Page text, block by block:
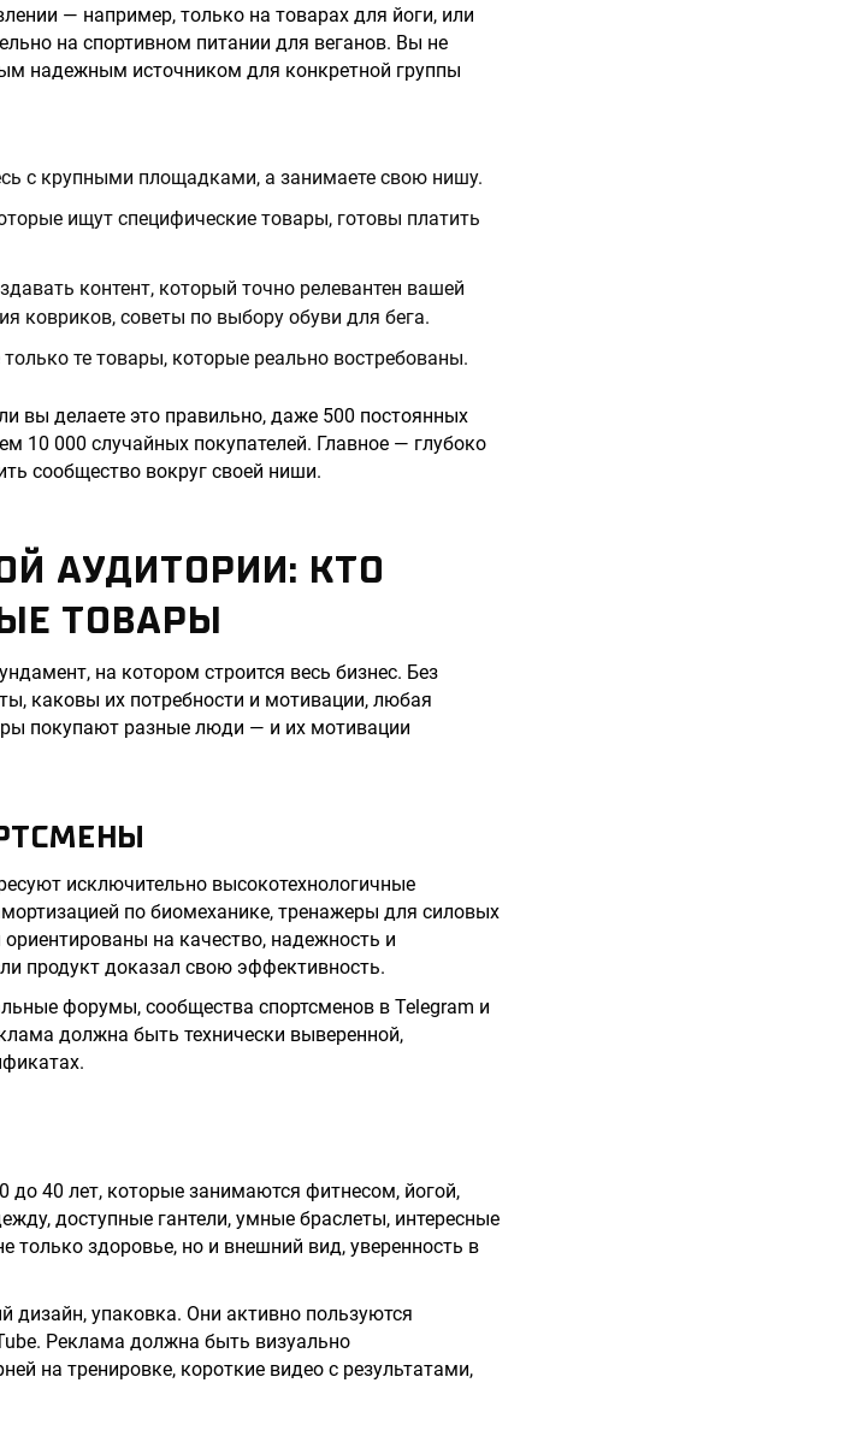
— например, только на товарах для йоги, или
на спортивном питании для веганов. Вы не
надежным источником для конкретной группы
с крупными площадками, а занимаете свою нишу.
ищут специфические товары, готовы платить
контент, который точно релевантен вашей
ковриков, советы по выбору обуви для бега.
те товары, которые реально востребованы.
вы делаете это правильно, даже 500 постоянных
10 000 случайных покупателей. Главное — глубоко
сообщество вокруг своей ниши.
АУДИТОРИИ: КТО
ТОВАРЫ
на котором строится весь бизнес. Без
каковы их потребности и мотивации, любая
покупают разные люди — и их мотивации
исключительно высокотехнологичные
по биомеханике, тренажеры для силовых
на качество, надежность и
продукт доказал свою эффективность.
форумы, сообщества спортсменов в Telegram и
должна быть технически выверенной,
40 лет, которые занимаются фитнесом, йогой,
доступные гантели, умные браслеты, интересные
здоровье, но и внешний вид, уверенность в
дизайн, упаковка. Они активно пользуются
Реклама должна быть визуально
на тренировке, короткие видео с результатами,